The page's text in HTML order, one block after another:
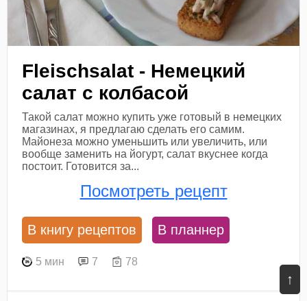
↑
Fleischsalat - Немецкий
салат с колбасой
Такой салат можно купить уже готовый в немецких
магазинах, я предлагаю сделать его самим.
Майонеза можно уменьшить или увеличить, или
вообще заменить на йогурт, салат вкуснее когда
постоит. Готовится за...
Посмотреть рецепт
В книгу рецептов В планнер
5 мин 7 78